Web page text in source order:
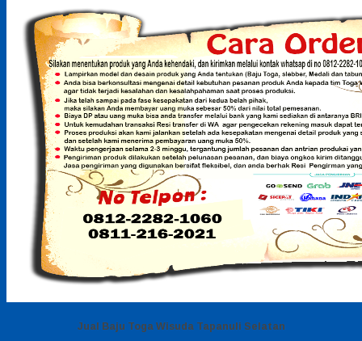
Jual Baju Toga Wisuda Tapanuli Selatan